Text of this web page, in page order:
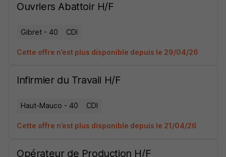
Ouvriers Abattoir H/F
Gibret - 40 CDI
Cette offre n’est plus disponible depuis le 29/04/26
Infirmier du Travail H/F
Haut-Mauco - 40 CDI
Cette offre n’est plus disponible depuis le 21/04/26
Opérateur de Production H/F